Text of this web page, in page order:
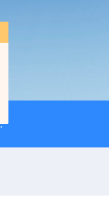
自动旋转蒸发仪厂家